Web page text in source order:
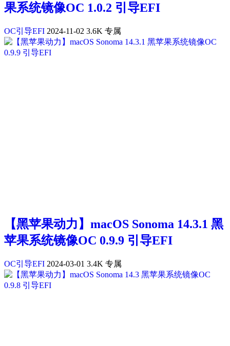
果系统镜像OC 1.0.2 引导EFI
OC引导EFI 2024-11-02 3.6K 专属
【黑苹果动力】macOS Sonoma 14.3.1 黑
苹果系统镜像OC 0.9.9 引导EFI
OC引导EFI 2024-03-01 3.4K 专属